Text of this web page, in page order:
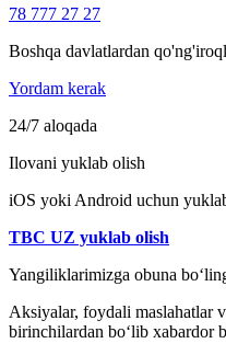
78 777 27 27
Boshqa davlatlardan
Yordam kerak
24/7 aloqada
Ilovani yuklab olish
iOS yoki Android uchun
TBC UZ yuklab olish
Yangiliklarimizga obuna
Aksiyalar, foydali maslahatlar
birinchilardan bo‘lib xabardor